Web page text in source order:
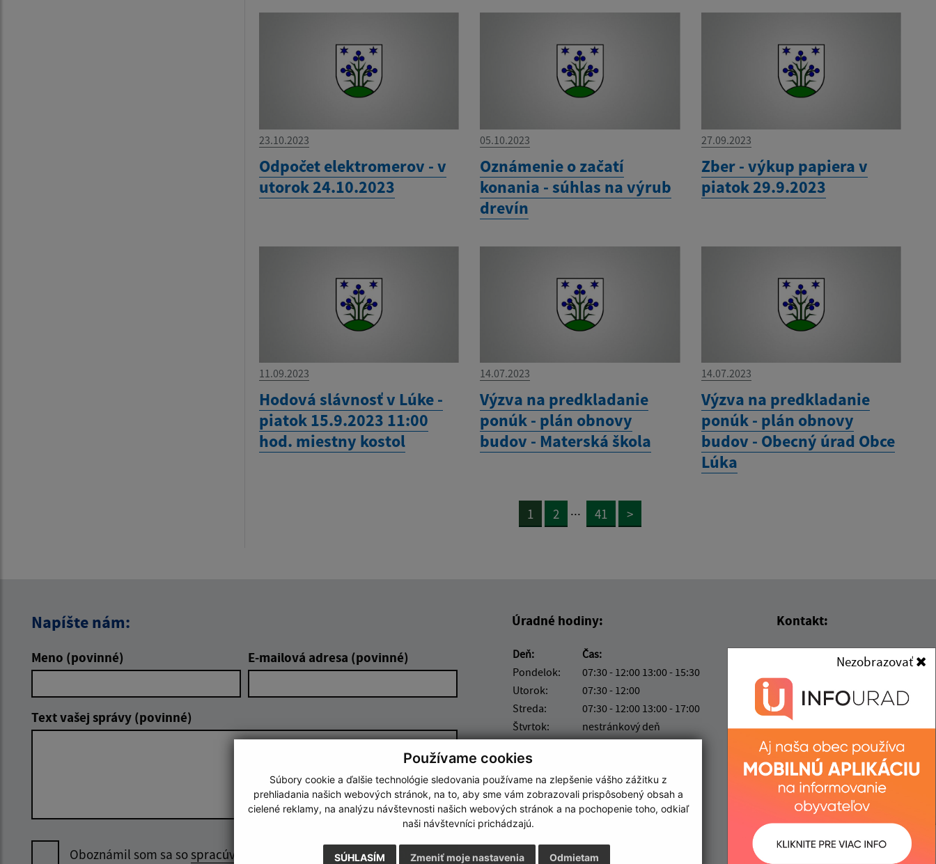
Používame cookies
Súbory cookie a ďalšie technológie sledovania používame na zlepšenie vášho zážitku z
prehliadania našich webových stránok, na to, aby sme vám zobrazovali prispôsobený obsah a
cielené reklamy, na analýzu návštevnosti našich webových stránok a na pochopenie toho, odkiaľ
naši návštevníci prichádzajú.
SÚHLASÍM Odmietam
Zmeniť moje nastavenia
23.10.2023
Odpočet elektromerov - v
utorok 24.10.2023
05.10.2023
Oznámenie o začatí
konania - súhlas na výrub
drevín
27.09.2023
Zber - výkup papiera v
piatok 29.9.2023
11.09.2023
Hodová slávnosť v Lúke -
piatok 15.9.2023 11:00
hod. miestny kostol
14.07.2023
Výzva na predkladanie
ponúk - plán obnovy
budov - Materská škola
14.07.2023
Výzva na predkladanie
ponúk - plán obnovy
budov - Obecný úrad Obce
Lúka
1 2 ... 41 >
Napíšte nám:
Meno (povinné) E-mailová adresa (povinné)
Text vašej správy (povinné)
Oboznámil som sa sospracúvaním
Google reCaptcha Response
Odoslať správu
Úradné hodiny:
Deň:
Čas:
Pondelok:
07:30 - 12:00 13:00 - 15:30
Utorok:
07:30 - 12:00
Streda:
07:30 - 12:00 13:00 - 17:00
Štvrtok:
nestránkový deň
Kontakt:
916 33 Lúka
kancelaria@obecluka.sk
+421 337 730 566
IČO: 00311758
Nezobrazovať